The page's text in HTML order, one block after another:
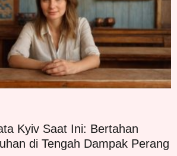
Kyiv Saat Ini: Bertahan
di Tengah Dampak Perang